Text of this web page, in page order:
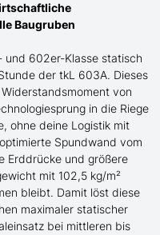
Baugruben
und 602er-Klasse statisch
der tkL 603A. Dieses
von
in die Riege
ohne deine Logistik mit
Spundwand vom
Erddrücke und größere
mit 102,5 kg/m²
bleibt. Damit löst diese
maximaler statischer
bei mittleren bis